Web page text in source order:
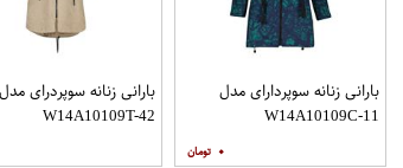
بارانی زنانه سوپردارای مدل
W14A10109C-11
۰
بارانی زنانه سوپردرای مدل
W14A10109T-42